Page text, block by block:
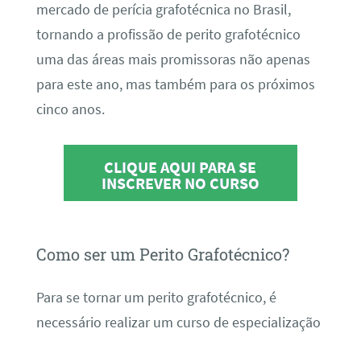
mercado de perícia grafotécnica no Brasil,
tornando a profissão de perito grafotécnico
uma das áreas mais promissoras não apenas
para este ano, mas também para os próximos
cinco anos.
CLIQUE AQUI PARA SE
INSCREVER NO CURSO
Como ser um Perito Grafotécnico?
Para se tornar um perito grafotécnico, é
necessário realizar um curso de especialização